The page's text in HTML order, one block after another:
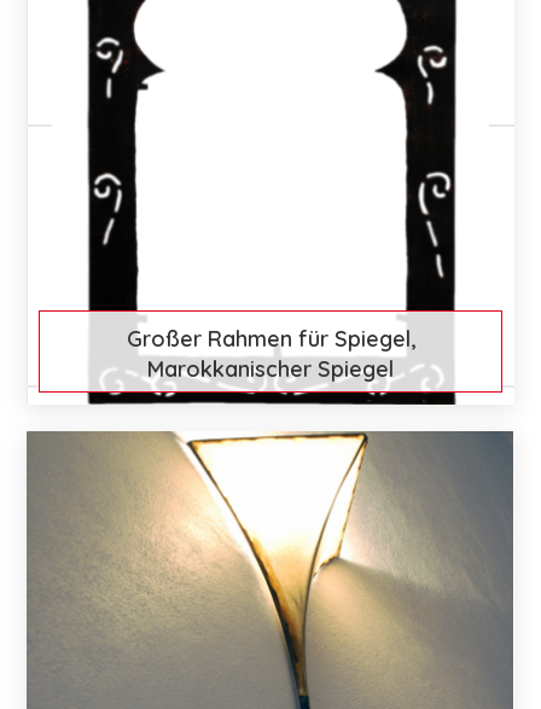
Großer Rahmen für Spiegel,
Marokkanischer Spiegel
€ 104 Mehr entdecken